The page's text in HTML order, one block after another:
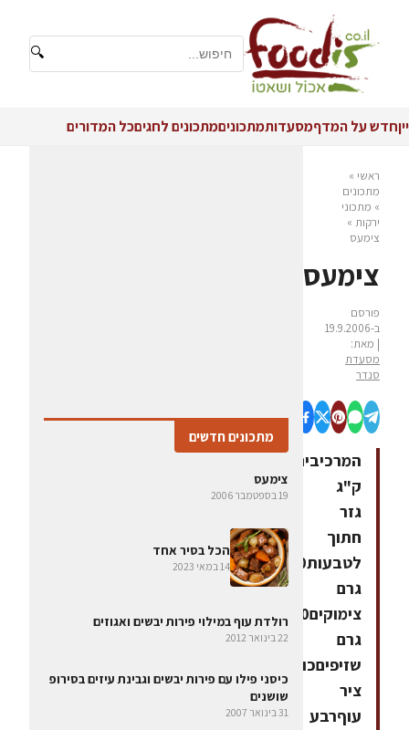
🔍
ייןחדש על המדףמסעדותמתכוניםמתכונים לחגיםכל המדורים
ראשי »
מתכונים
» מתכוני
ירקות »
צימעס
צימעס
פורסם
ב-19.9.2006
| מאת:
מסעדת
סנדר
ק"ג
גזר
חתוך
לטבעות150
גרם
צימוקים150
גרם
שזיפיםכוס
ציר
עוףרבע
מתכונים חדשים
צימעס
19 בספטמבר 2006
הכל בסיר אחד
14 במאי 2023
רולדת עוף במילוי פירות יבשים ואגוזים
22 בינואר 2012
כיסני פילו עם פירות יבשים וגבינת עיזים בסירופ
שושנים
31 בינואר 2007